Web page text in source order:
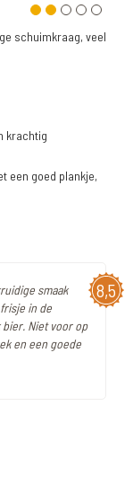
schuimkraag, veel
krachtig
een goed plankje,
8,5
smaak
in de
Niet voor op
en een goede